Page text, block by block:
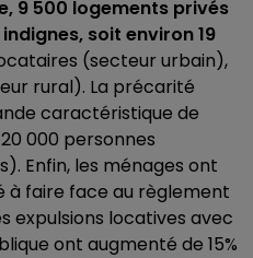
9 500 logements privés
soit environ 19
(secteur urbain),
rural). La précarité
caractéristique de
000 personnes
Enfin, les ménages ont
à faire face au règlement
expulsions locatives avec
ont augmenté de 15%